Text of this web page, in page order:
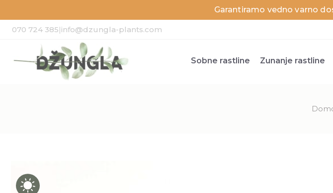
Garantiramo vedno varno
070 724 385|info@dzungla-plants.com
Sobne rastline Zunanje rastline